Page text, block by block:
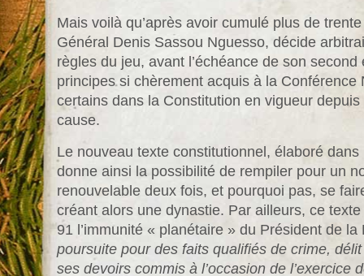
Mais voilà qu’après avoir cumulé plus de
Général Denis Sassou Nguesso, décide
règles du jeu, avant l’échéance de son
principes si chèrement acquis à la Conférence
certains dans la Constitution en vigueur
cause.
Le nouveau texte constitutionnel, élaboré dans
donne ainsi la possibilité de rempiler pour un
renouvelable deux fois, et pourquoi pas, se
créant alors une dynastie. Par ailleurs, ce
91 l’immunité « planétaire » du Président de
poursuite pour des faits qualifiés de crime,
ses devoirs commis à l’occasion de l’exercice